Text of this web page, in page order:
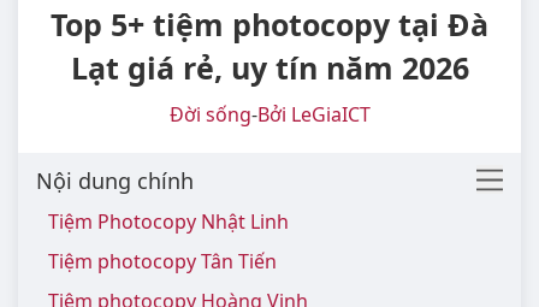
Top 5+ tiệm photocopy tại Đà
Lạt giá rẻ, uy tín năm 2026
Đời sống-Bởi LeGiaICT
Nội dung chính
Tiệm Photocopy Nhật Linh
Tiệm photocopy Tân Tiến
Tiệm photocopy Hoàng Vinh